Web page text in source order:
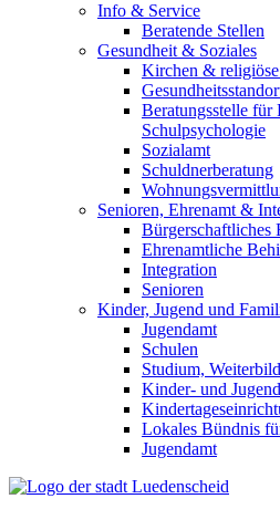
Info & Service
Beratende Stellen
Gesundheit & Soziales
Kirchen &
Beratungsstelle für
Schulpsychologie
Sozialamt
Schuldnerberatung
Senioren, Ehrenamt &
Bürgerschaftliches
Ehrenamtliche
Integration
Senioren
Kinder, Jugend und
Jugendamt
Schulen
Studium,
Kinder- und
Lokales Bündnis
Jugendamt